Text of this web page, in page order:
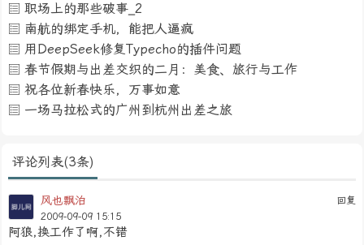
职场上的那些破事_2
南航的绑定手机，能把人逼疯
用DeepSeek修复Typecho的插件问题
春节假期与出差交织的二月：美食、旅行与工作
祝各位新春快乐，万事如意
一场马拉松式的广州到杭州出差之旅
评论列表(3条)
回复
风也飘泊
2009-09-09 15:15
阿狼,换工作了啊,不错